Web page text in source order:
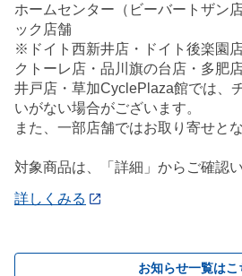
ホームセンター（ビーバートザン
ック店舗
※ドイト西新井店・ドイト後楽園
クトーレ店・品川旗の台店・多肥
井戸店・草加CyclePlaza館では、
いがない場合がございます。
また、一部店舗ではお取り寄せと
対象商品は、「詳細」からご確認
詳しくみる
お知らせ一覧はこ